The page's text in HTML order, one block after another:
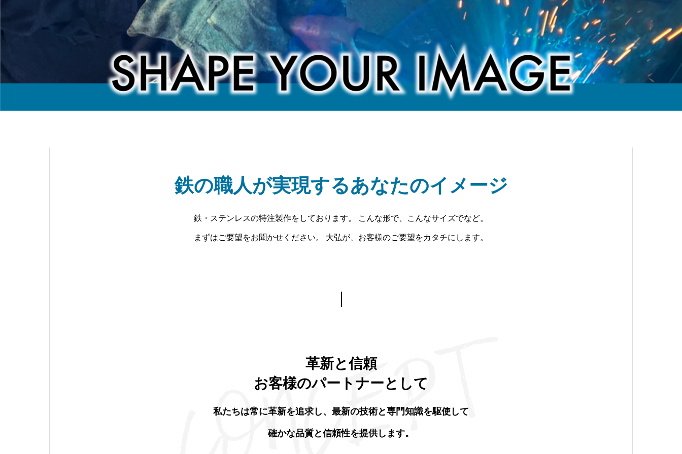
loading
鉄の職人が実現するあなたのイメージ
鉄・ステンレスの特注製作をしております。 こんな形で、こんなサイズでなど。
まずはご要望をお聞かせください。 大弘が、お客様のご要望をカタチにします。
革新と信頼
お客様のパートナーとして
私たちは常に革新を追求し、最新の技術と専門知識を駆使して
確かな品質と信頼性を提供します。